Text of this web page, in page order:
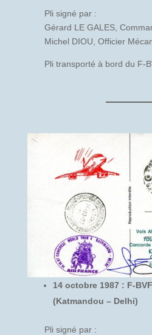
Pli signé par :
Gérard LE GALES,
Michel DIOU, Officier
Pli transporté à bord du F-
14 octobre 1987 : F-
(Katmandou – Delhi)
Pli signé par :